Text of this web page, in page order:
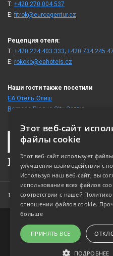
T: +420 270 004 537
E:fitrok@euroagentur.cz
Рецепция отеля:
T: +420 224 403 333; +420 734 245
E: rokoko@eahotels.cz
Наши гости также посетили
ЕА Отель Юлиш
Ramada Prague City Centre
ГЛАВНАЯ ОТЕЛЬ НОМЕРА
Copyright © 2007-2026
Общие
Заявление о
Этот веб-сайт
файлы cookie
Этот веб-сайт использует
улучшения взаимодействия с
Используя наш веб-сайт, вы
использование всех файлов
соответствии с нашей
отношении файлов cookie.
больше
ПРИНЯТЬ ВСЕ
ПОДРОБНЕЕ